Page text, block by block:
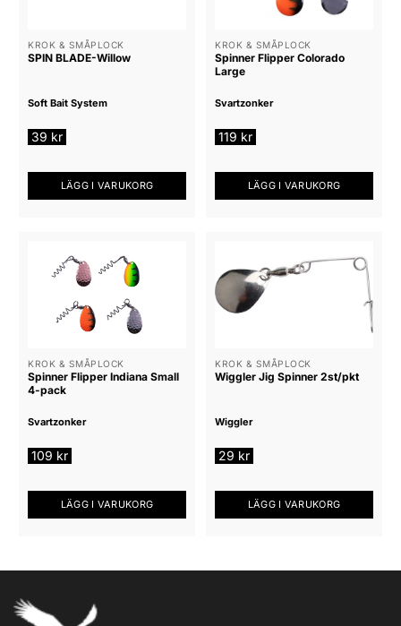
KROK & SMÅPLOCK
SPIN BLADE-Willow
Soft Bait System
39 kr
LÄGG I VARUKORG
KROK & SMÅPLOCK
Spinner Flipper Colorado
Large
Svartzonker
119 kr
LÄGG I VARUKORG
KROK & SMÅPLOCK
Spinner Flipper Indiana Small
4-pack
Svartzonker
109 kr
LÄGG I VARUKORG
KROK & SMÅPLOCK
Wiggler Jig Spinner 2st/pkt
Wiggler
29 kr
LÄGG I VARUKORG